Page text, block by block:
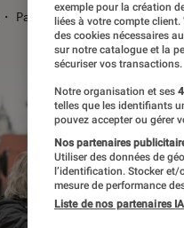
・ Par Félix Tardieu
exemple pour la création
liées à votre compte
des cookies nécessaires
sur notre catalogue et la
sécuriser vos transactions.
Notre organisation et ses
telles que les identifiants
pouvez accepter ou gérer
Nos partenaires
Utiliser des données de
l’identification. Stocker
mesure de performance
Liste de nos partenaires